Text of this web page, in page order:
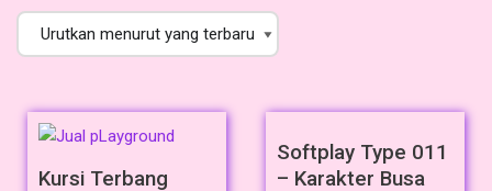
Kursi Terbang
Softplay Type 011
– Karakter Busa